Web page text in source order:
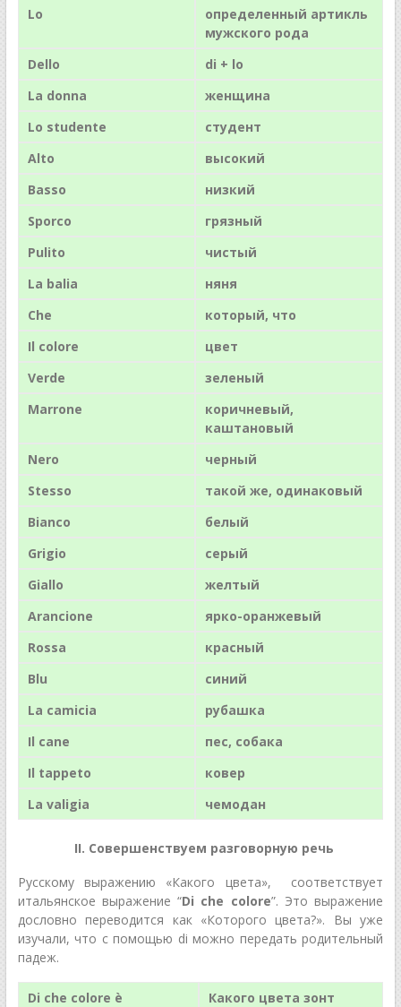
Lo
определенный артикль
мужского рода
Dello
di + lo
La donna
женщина
Lo studente
студент
Alto
высокий
Basso
низкий
Sporco
грязный
Pulito
чистый
La balia
няня
Che
который, что
Il colore
цвет
Verde
зеленый
Marrone
коричневый,
каштановый
Nero
черный
Stesso
такой же, одинаковый
Bianco
белый
Grigio
серый
Giallo
желтый
Arancione
ярко-оранжевый
Rossa
красный
Blu
синий
La camicia
рубашка
Il cane
пес, собака
Il tappeto
ковер
La valigia
чемодан
II. Совершенствуем разговорную речь
Русскому выражению «Какого цвета», соответствует
итальянское выражение “Di che colore”. Это выражение
дословно переводится как «Которого цвета?». Вы уже
изучали, что с помощью di можно передать родительный
падеж.
Di che colore è
Какого цвета зонт